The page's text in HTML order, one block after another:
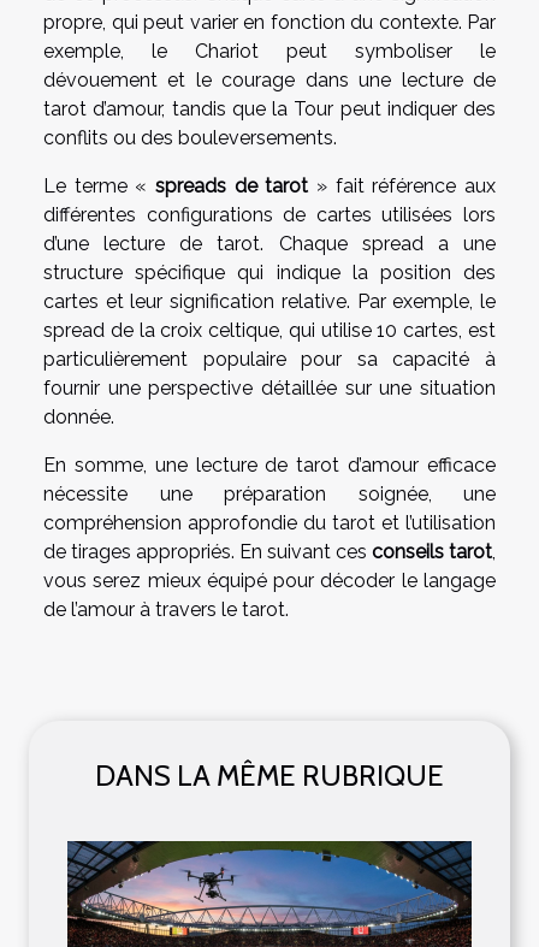
propre, qui peut varier en fonction du contexte. Par
exemple, le Chariot peut symboliser le
dévouement et le courage dans une lecture de
tarot d’amour, tandis que la Tour peut indiquer des
conflits ou des bouleversements.
Le terme « spreads de tarot » fait référence aux
différentes configurations de cartes utilisées lors
d’une lecture de tarot. Chaque spread a une
structure spécifique qui indique la position des
cartes et leur signification relative. Par exemple, le
spread de la croix celtique, qui utilise 10 cartes, est
particulièrement populaire pour sa capacité à
fournir une perspective détaillée sur une situation
donnée.
En somme, une lecture de tarot d’amour efficace
nécessite une préparation soignée, une
compréhension approfondie du tarot et l’utilisation
de tirages appropriés. En suivant ces conseils tarot
vous serez mieux équipé pour décoder le langage
de l’amour à travers le tarot.
DANS LA MÊME RUBRIQUE